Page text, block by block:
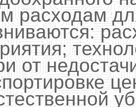
расходам
от